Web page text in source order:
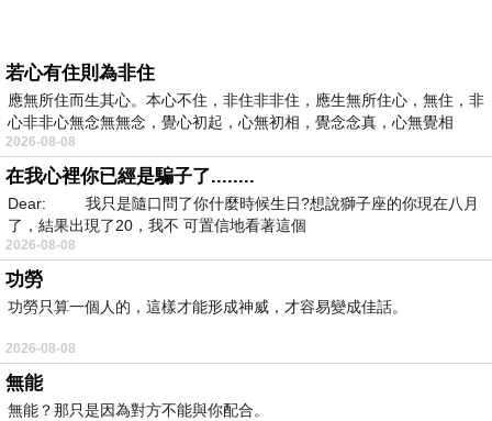
若心有住則為非住
應無所住而生其心。本心不住，非住非非住，應生無所住心，無住，非
心非非心無念無無念，覺心初起，心無初相，覺念念真，心無覺相
2026-08-08
在我心裡你已經是騙子了........
Dear: 我只是隨口問了你什麼時候生日?想說獅子座的你現在八月
了，結果出現了20，我不 可置信地看著這個
2026-08-08
功勞
功勞只算一個人的，這樣才能形成神威，才容易變成佳話。
2026-08-08
無能
無能？那只是因為對方不能與你配合。